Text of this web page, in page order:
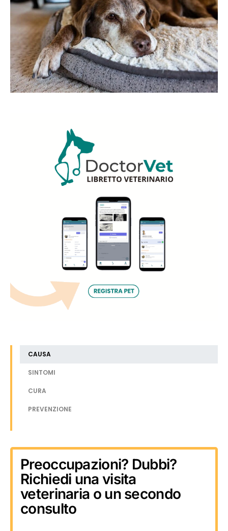
CAUSA
SINTOMI
CURA
PREVENZIONE
Preoccupazioni? Dubbi?
Richiedi una visita
veterinaria o un secondo
consulto